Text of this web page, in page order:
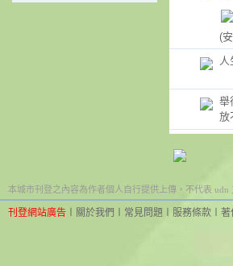
(
人
舉
放
本城市刊登之內容為作者個人自行提供上傳，不代表 udn
刊登網站廣告 關於我們 常見問題 服務條款 著